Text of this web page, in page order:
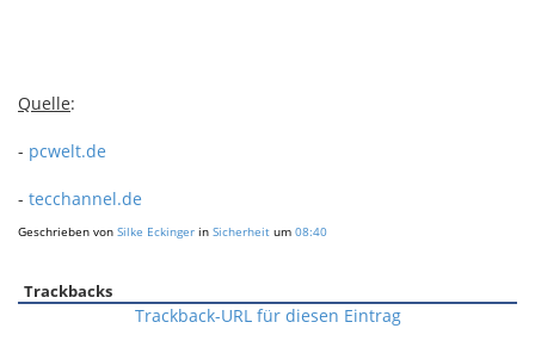
Quelle:
- pcwelt.de
- tecchannel.de
Geschrieben von Silke Eckinger in Sicherheit um 08:40
Trackbacks
Trackback-URL für diesen Eintrag